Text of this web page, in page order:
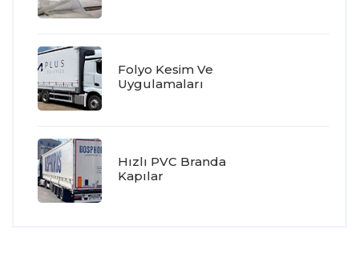
Folyo Kesim Ve
Uygulamaları
Hızlı PVC Branda
Kapılar